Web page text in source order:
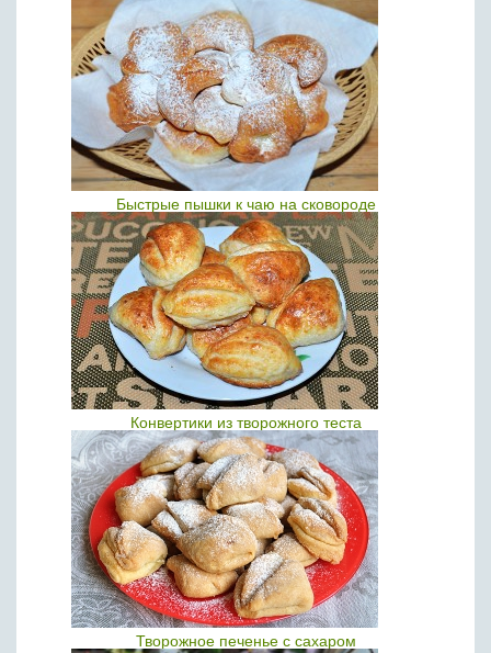
Быстрые пышки к чаю на сковороде
Конвертики из творожного теста
Творожное печенье с сахаром